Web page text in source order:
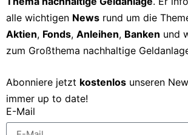
alle wichtigen News rund um die
Aktien, Fonds, Anleihen, Banken und
zum Großthema nachhaltige
Abonniere jetzt kostenlos unseren
immer up to date!
E-Mail